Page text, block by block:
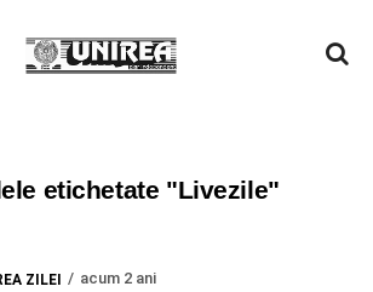
etichetate "Livezile"
ZILEI acum 2 ani